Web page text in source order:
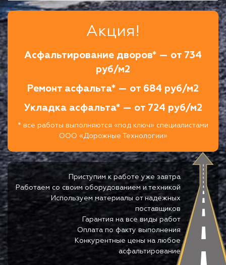
Акция!
Асфальтирование дворов* — от 734
руб/м2
Ремонт асфальта* — от 684 руб/м2
Укладка асфальта* — от 724 руб/м2
* все работы выполняются «под ключ» специалистами
ООО «Дорожные Технологии»
Приступим к работе уже завтра
Работаем со своим оборудованием и техникой
Используем материалы от надежных
поставщиков
Гарантия на все виды работ
Оплата по факту выполнения
Конкурентные цены на любое
асфальтирование